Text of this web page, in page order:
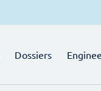
Dossiers